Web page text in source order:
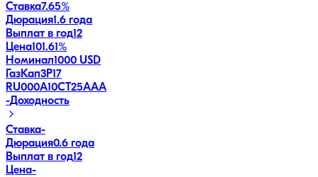
Ставка7.65%
Дюрация1.6 года
Выплат в год12
Цена101.61%
Номинал1000 USD
ГазКап3P17
RU000A10CT25AAA
-Доходность
Ставка-
Дюрация0.6 года
Выплат в год12
Цена-